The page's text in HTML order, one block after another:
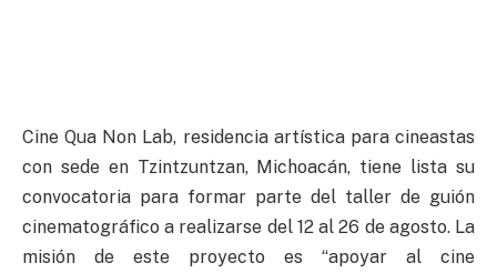
Cine Qua Non Lab, residencia artística para cineastas
con sede en Tzintzuntzan, Michoacán, tiene lista su
convocatoria para formar parte del taller de guión
cinematográfico a realizarse del 12 al 26 de agosto. La
misión de este proyecto es “apoyar al cine